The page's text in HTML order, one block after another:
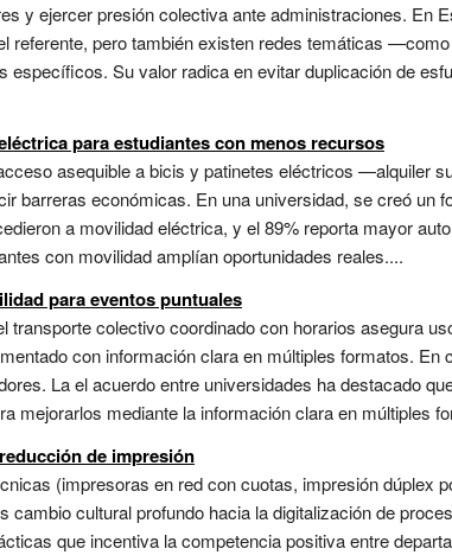
y ejercer presión colectiva ante administraciones. En
referente, pero también existen redes temáticas
específicos. Su valor radica en evitar duplicación de
para estudiantes con menos recursos
asequible a bicis y patinetes eléctricos —alquiler
barreras económicas. En una universidad, se creó un
a movilidad eléctrica, y el 89% reporta mayor
con movilidad amplían oportunidades reales....
para eventos puntuales
transporte colectivo coordinado con horarios asegura
con información clara en múltiples formatos. En
La el acuerdo entre universidades ha destacado
mejorarlos mediante la información clara en múltiples
de impresión
(impresoras en red con cuotas, impresión dúplex
cambio cultural profundo hacia la digitalización de
que incentiva la competencia positiva entre